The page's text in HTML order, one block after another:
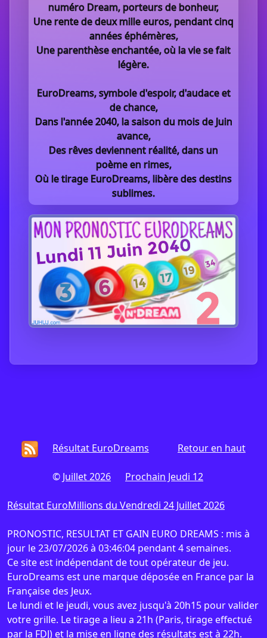
numéro Dream, porteurs de bonheur,
Une rente de deux mille euros, pendant cinq
années éphémères,
Une parenthèse enchantée, où la vie se fait
légère.
EuroDreams, symbole d'espoir, d'audace et
de chance,
Dans l'année 2040, la saison du mois de Juin
avance,
Des rêves deviennent réalité, dans un
poème en rimes,
Où le tirage EuroDreams, libère des destins
sublimes.
Retour en haut
Résultat EuroDreams
© Juillet 2026 Prochain Jeudi 12
Résultat EuroMillions du Vendredi 24 Juillet 2026
PRONOSTIC, RESULTAT ET GAIN EURO DREAMS : mis à
jour le 23/07/2026 à 03:46:04 pendant 4 semaines.
Ce site est indépendant de tout opérateur de jeu.
EuroDreams est une marque déposée en France par la
Française des Jeux.
Le lundi et le jeudi, vous avez jusqu'à 20h15 pour valider
votre grille. Le tirage a lieu a 21h (Paris, tirage effectué
par la FDJ) et la mise en ligne des résultats est à 22h.